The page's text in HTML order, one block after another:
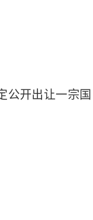
公开出让一宗国